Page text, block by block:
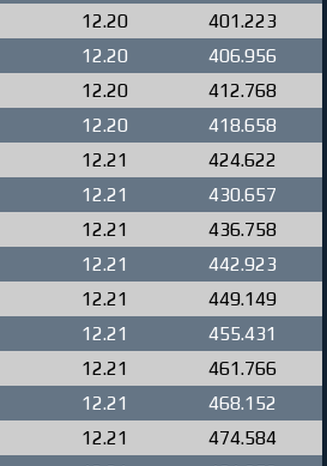
12.20
401.223
12.20
406.956
12.20
412.768
12.20
418.658
12.21
424.622
12.21
430.657
12.21
436.758
12.21
442.923
12.21
449.149
12.21
455.431
12.21
461.766
12.21
468.152
12.21
474.584